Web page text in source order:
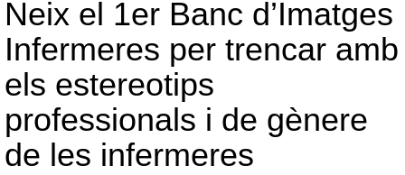
Neix el 1er Banc d’Imatges
Infermeres per trencar amb
els estereotips
professionals i de gènere
de les infermeres